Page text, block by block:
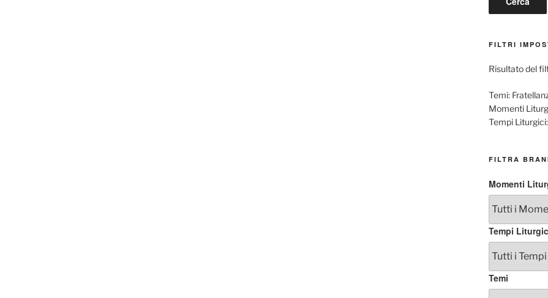
FILTRI
Risultato del
Temi:
Momenti
Tempi Liturgici:
FILTRA
Momenti
Tempi
Temi